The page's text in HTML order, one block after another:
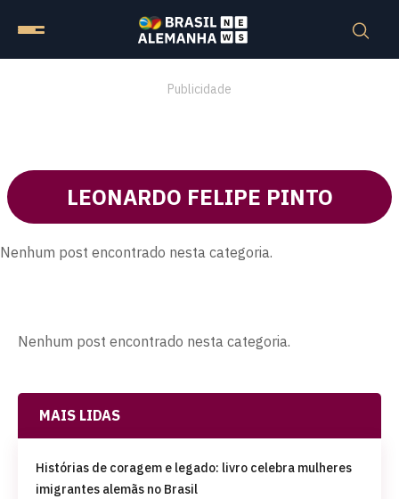
Publicidade
LEONARDO FELIPE PINTO
Nenhum post encontrado nesta categoria.
Nenhum post encontrado nesta categoria.
MAIS LIDAS
Histórias de coragem e legado: livro celebra mulheres
imigrantes alemãs no Brasil